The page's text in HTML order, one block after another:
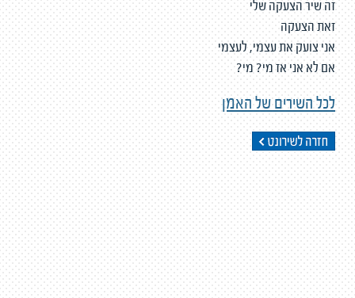
זה שיר הצעקה שלי
זאת הצעקה
אני צועק את עצמי, לעצמי
אם לא אני אז מי? מי?
לכל השירים של האמן